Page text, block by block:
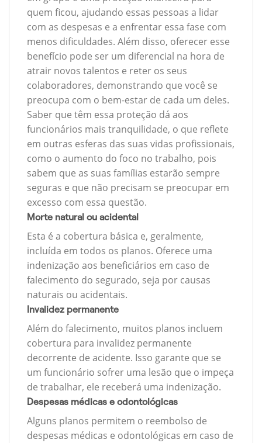
quem ficou, ajudando essas pessoas a lidar
com as despesas e a enfrentar essa fase com
menos dificuldades. Além disso, oferecer esse
benefício pode ser um diferencial na hora de
atrair novos talentos e reter os seus
colaboradores, demonstrando que você se
preocupa com o bem-estar de cada um deles.
Saber que têm essa proteção dá aos
funcionários mais tranquilidade, o que reflete
em outras esferas das suas vidas profissionais,
como o aumento do foco no trabalho, pois
sabem que as suas famílias estarão sempre
seguras e que não precisam se preocupar em
excesso com essa questão.
Morte natural ou acidental
Esta é a cobertura básica e, geralmente,
incluída em todos os planos. Oferece uma
indenização aos beneficiários em caso de
falecimento do segurado, seja por causas
naturais ou acidentais.
Invalidez permanente
Além do falecimento, muitos planos incluem
cobertura para invalidez permanente
decorrente de acidente. Isso garante que se
um funcionário sofrer uma lesão que o impeça
de trabalhar, ele receberá uma indenização.
Despesas médicas e odontológicas
Alguns planos permitem o reembolso de
despesas médicas e odontológicas em caso de